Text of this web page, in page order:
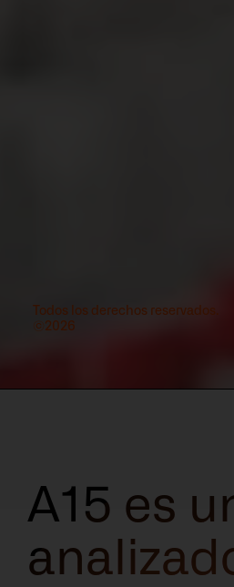
Todos los derechos reservados.
©2026
A15 es